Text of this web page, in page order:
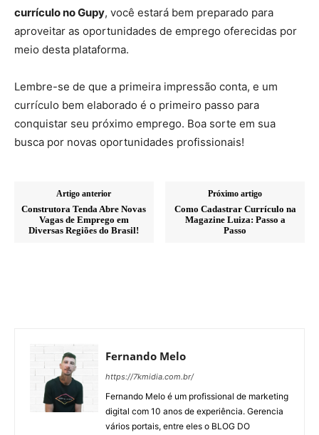
currículo no Gupy, você estará bem preparado para
aproveitar as oportunidades de emprego oferecidas por
meio desta plataforma.
Lembre-se de que a primeira impressão conta, e um
currículo bem elaborado é o primeiro passo para
conquistar seu próximo emprego. Boa sorte em sua
busca por novas oportunidades profissionais!
Artigo anterior
Construtora Tenda Abre Novas
Vagas de Emprego em
Diversas Regiões do Brasil!
Próximo artigo
Como Cadastrar Currículo na
Magazine Luiza: Passo a
Passo
Fernando Melo
https://7kmidia.com.br/
Fernando Melo é um profissional de marketing
digital com 10 anos de experiência. Gerencia
vários portais, entre eles o BLOG DO